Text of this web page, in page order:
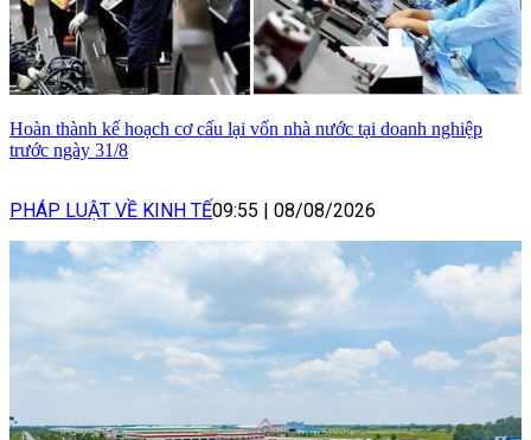
Hoàn thành kế hoạch cơ cấu lại vốn nhà nước tại doanh nghiệp
trước ngày 31/8
PHÁP LUẬT VỀ KINH TẾ09:55 | 08/08/2026